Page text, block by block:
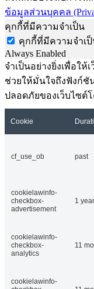
ข้อมูลส่วนบุคคล
คุกกี้ที่มีความจำเป็น
คุกกี้ที่มีความจำเ
Always Enabled
จำเป็นอย่างยิ่งเพื่อใ
ช่วยให้มั่นใจถึงฟังก์
ปลอดภัยของเว็บไซต์
Cookie
cf_use_ob past
cookielawinfo-
checkbox-
advertisement
1 year
cookielawinfo-
checkbox-
analytics
11
cookielawinfo-